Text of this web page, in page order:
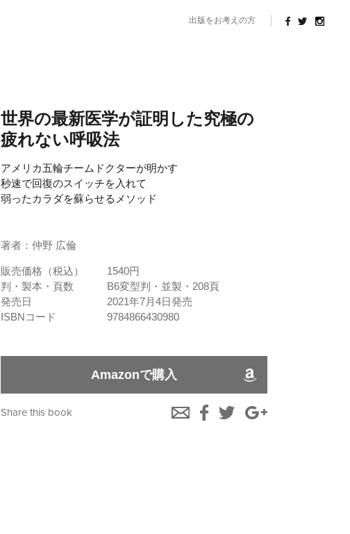
出版をお考えの方
世界の最新医学が証明した究極の
疲れない呼吸法
アメリカ五輪チームドクターが明かす
秒速で回復のスイッチを入れて
弱ったカラダを蘇らせるメソッド
著者：仲野 広倫
販売価格（税込）
1540円
判・製本・頁数
B6変型判・並製・208頁
発売日
2021年7月4日発売
ISBNコード
9784866430980
Amazonで購入
Share this book